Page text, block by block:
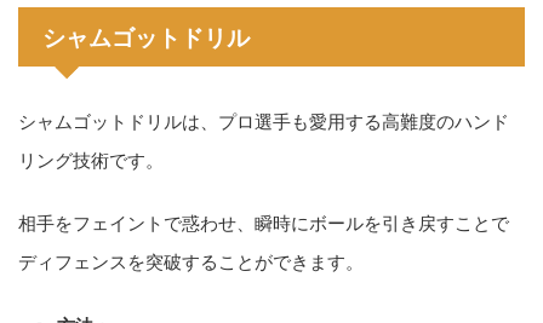
シャムゴットドリル
シャムゴットドリルは、プロ選手も愛用する高難度のハンド
リング技術です。
相手をフェイントで惑わせ、瞬時にボールを引き戻すことで
ディフェンスを突破することができます。